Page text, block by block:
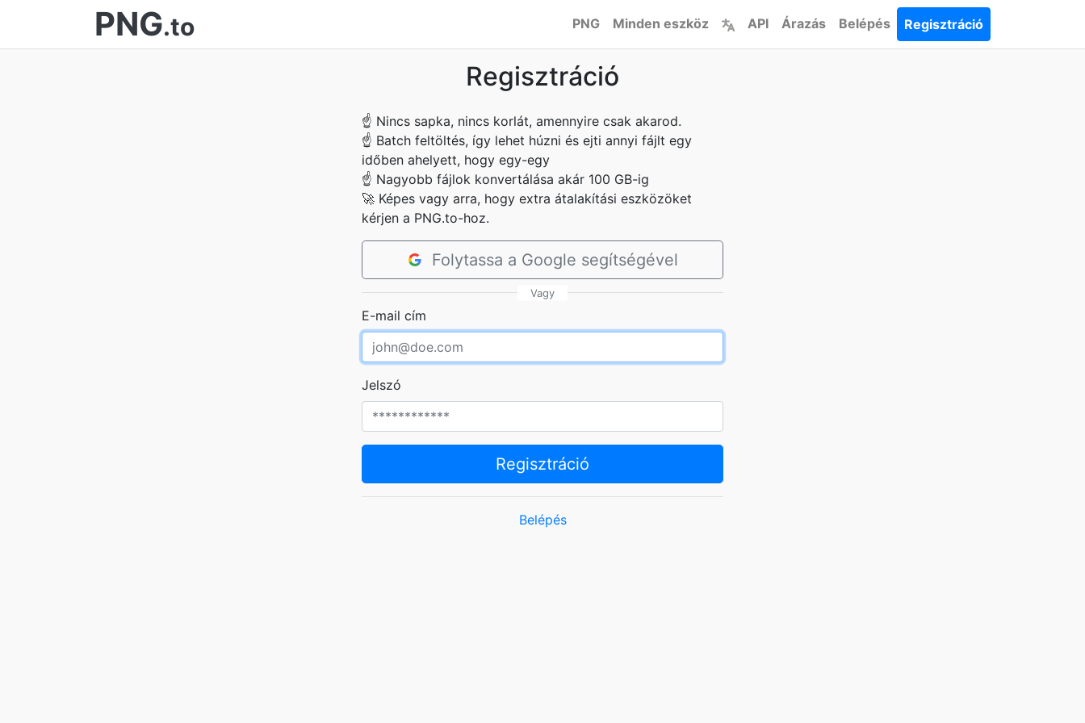
PNG.to PNG Minden eszköz API Árazás Belépés Regisztráció
Regisztráció
☝ Nincs sapka, nincs korlát, amennyire csak akarod.
☝ Batch feltöltés, így lehet húzni és ejti annyi fájlt egy
időben ahelyett, hogy egy-egy
☝ Nagyobb fájlok konvertálása akár 100 GB-ig
🚀 Képes vagy arra, hogy extra átalakítási eszközöket
kérjen a PNG.to-hoz.
Folytassa a Google segítségével
Vagy
E-mail cím
Jelszó
Regisztráció
Belépés